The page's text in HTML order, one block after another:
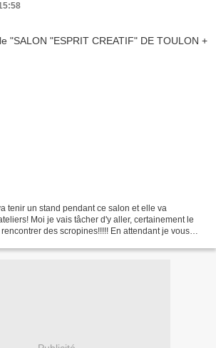
tenir un stand pendant ce salon et elle va
Moi je vais tâcher d'y aller, certainement le
des scropines!!!!! En attendant je vous